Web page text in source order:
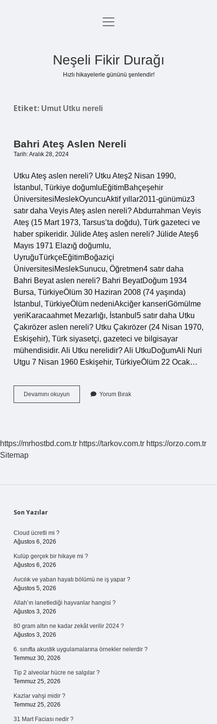
Anasayfa
menüyü
Neşeli Fikir Durağı
Hızlı hikayelerle gününü şenlendir!
Etiket: Umut Utku nereli
Bahri Ateş Aslen Nereli
Tarih: Aralık 28, 2024
Utku Ateş aslen nereli? Utku Ateş2 Nisan 1990,
İstanbul, Türkiye doğumluEğitimBahçeşehir
ÜniversitesiMeslekOyuncuAktif yıllar2011-günümüz3
satır daha Veyis Ateş aslen nereli? Abdurrahman Veyis
Ateş (15 Mart 1973, Tarsus’ta doğdu), Türk gazeteci ve
haber spikeridir. Jülide Ateş aslen nereli? Jülide Ateş6
Mayıs 1971 Elazığ doğumlu,
UyruğuTürkçeEğitimBoğaziçi
ÜniversitesiMeslekSunucu, Öğretmen4 satır daha
Bahri Beyat aslen nereli? Bahri BeyatDoğum 1934
Bursa, TürkiyeÖlüm 30 Haziran 2008 (74 yaşında)
İstanbul, TürkiyeÖlüm nedeniAkciğer kanseriGömülme
yeriKaracaahmet Mezarlığı, İstanbul5 satır daha Utku
Çakırözer aslen nereli? Utku Çakırözer (24 Nisan 1970,
Eskişehir), Türk siyasetçi, gazeteci ve bilgisayar
mühendisidir. Ali Utku nerelidir? Ali UtkuDoğumAli Nuri
Utgu 7 Nisan 1960 Eskişehir, TürkiyeÖlüm 22 Ocak…
Devamını okuyun
Ateş
Yorum Bırak
https://mrhostbd.com.tr https://tarkov.com.tr https://orzo.com.tr
Sitemap
Sidebar
Son Yazılar
Cloud ücretli mi ?
Ağustos 6, 2026
Kulüp gerçek bir hikaye mi ?
Ağustos 6, 2026
Avcılık ve yaban hayatı bölümü ne iş yapar ?
Ağustos 5, 2026
Allah’ın lanetlediği hayvanlar hangisi ?
Ağustos 3, 2026
80 gram altın ne kadar zekât verilir 2024 ?
Ağustos 3, 2026
6. sınıfta akustik uygulamalarına örnekler nelerdir ?
Temmuz 30, 2026
Tip 2 alveolar hücre ne salgılar ?
Temmuz 25, 2026
Kazlar vahşi midir ?
Temmuz 25, 2026
31 Mart Faciası nedir ?